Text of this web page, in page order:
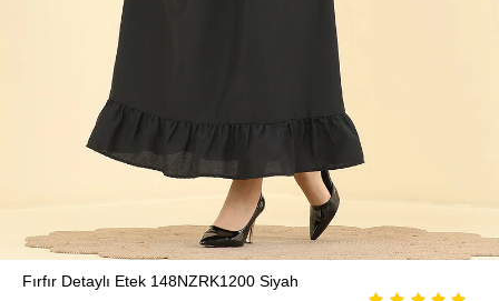
Fırfır Detaylı Etek 148NZRK1200 Siyah